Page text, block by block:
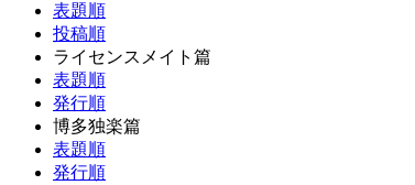
表題順
投稿順
ライセンスメイト篇
表題順
発行順
博多独楽篇
表題順
発行順